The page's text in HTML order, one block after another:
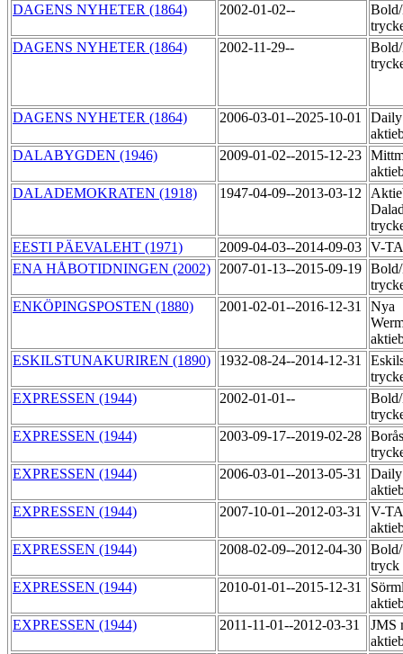
DAGENS NYHETER (1864)
2002-01-02--
DAGENS NYHETER (1864)
2002-11-29--
DAGENS NYHETER (1864) 2006-03-01--2025-10-01
DALABYGDEN (1946)
2009-01-02--2015-12-23
DALADEMOKRATEN (1918)
1947-04-09--2013-03-12
EESTI PÄEVALEHT (1971)
2009-04-03--2014-09-03 V-
ENA HÅBOTIDNINGEN (2002)
2007-01-13--2015-09-19
ENKÖPINGSPOSTEN (1880)
2001-02-01--2016-12-31
Nya
ESKILSTUNAKURIREN (1890)
1932-08-24--2014-12-31
EXPRESSEN (1944)
2002-01-01--
EXPRESSEN (1944)
2003-09-17--2019-02-28
EXPRESSEN (1944)
2006-03-01--2013-05-31
EXPRESSEN (1944)
2007-10-01--2012-03-31
V-
EXPRESSEN (1944)
2008-02-09--2012-04-30 Bold/
tryck
EXPRESSEN (1944)
2010-01-01--2015-12-31
EXPRESSEN (1944)
2011-11-01--2012-03-31
JMS